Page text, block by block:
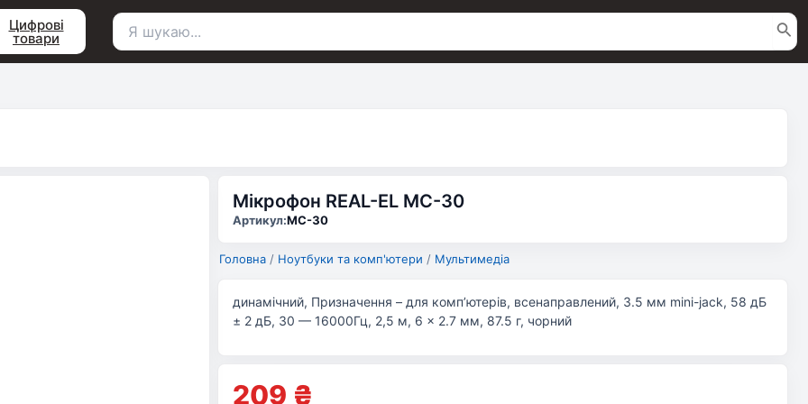
Цифрові
товари
Пошук
Мікрофон REAL-EL MC-30
Артикул:MC-30
Головна / Ноутбуки та комп'ютери / Мультимедіа
209 ₴
динамічний, Призначення – для комп’ютерів, всенаправлений, 3.5 мм mini-jack, 58 дБ
± 2 дБ, 30 — 16000Гц, 2,5 м, 6 × 2.7 мм, 87.5 г, чорний